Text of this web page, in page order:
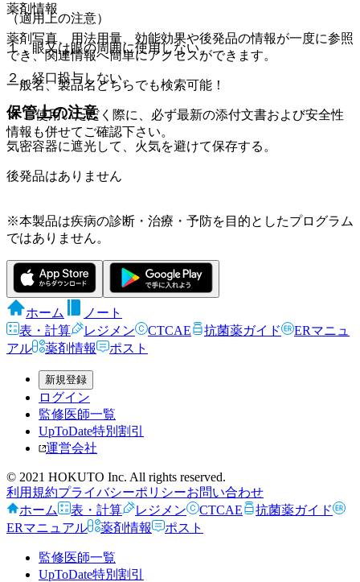
（適用上の注意）
１．眼又は眼の周囲に使用しない。
２．経口投与しない。
保管上の注意
気密容器に遮光して、火気を避けて保存する。
後発品はありません
薬剤情報
薬剤写真、用法用量、効能効果や後発品の情報が一度に参照
でき、関連情報へ簡単にアクセスができます。
一般名、製品名どちらでも検索可能！
※ ご使用いただく際に、必ず最新の添付文書および安全性
情報も併せてご確認下さい。
※本製品は疾病の診断・治療・予防を目的としたプログラム
ではありません。
ホーム
ノート
表・計算
レジメン CTCAE 抗菌薬ガイド
ERマニュ
アル
薬剤情報 ポスト
新規登録
ログイン
監修医師一覧
UpToDate特別割引
運営会社
© 2021 HOKUTO Inc. All rights reserved.
利用規約プライバシーポリシーお問い合わせ
ホーム
表・計算 レジメン CTCAE
抗菌薬ガイド
ERマニュアル
薬剤情報 ポスト
監修医師一覧
UpToDate特別割引